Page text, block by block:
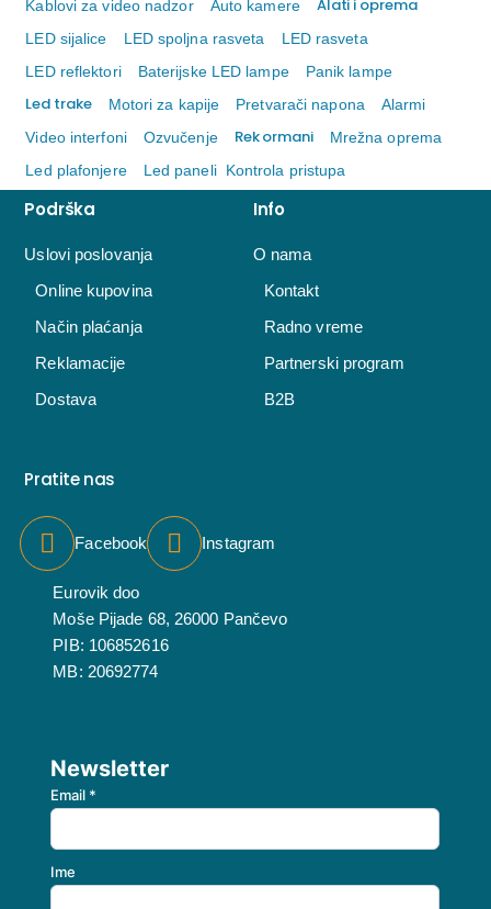
Kablovi za video nadzor
Auto kamere Alati i oprema
LED sijalice LED spoljna rasveta
LED rasveta
LED reflektori
Baterijske LED lampe Panik lampe
Led trake Motori za kapije Pretvarači napona
Alarmi
Video interfoni
Ozvučenje Rek ormani
Mrežna oprema
Led plafonjere
Led paneli Kontrola pristupa
Podrška
Uslovi poslovanja
Online kupovina
Način plaćanja
Reklamacije
Dostava
Info
O nama
Kontakt
Radno vreme
Partnerski program
B2B
Pratite nas
Facebook Instagram
Eurovik doo
Moše Pijade 68, 26000 Pančevo
PIB: 106852616
MB: 20692774